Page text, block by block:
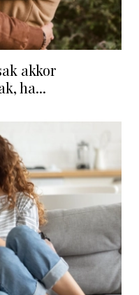
akkor
ha...